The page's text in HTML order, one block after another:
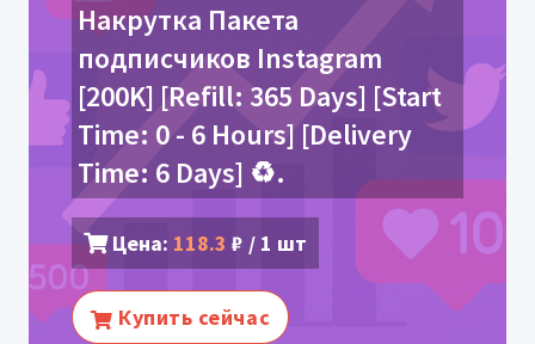
Накрутка Пакета
подписчиков Instagram
[200K] [Refill: 365 Days] [Start
Time: 0 - 6 Hours] [Delivery
Time: 6 Days] ♻️.
Цена: 118.3 ₽ / 1 шт
Купить сейчас